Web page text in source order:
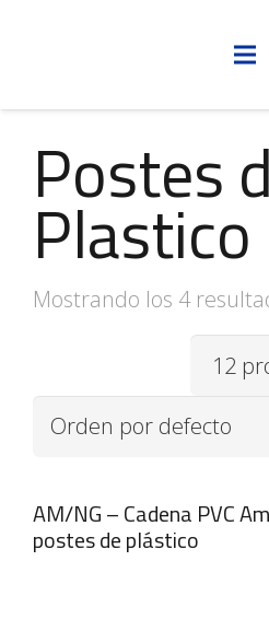
Postes
Plastico
Mostrando los 4
AM/NG – Cadena PVC
postes de plástico